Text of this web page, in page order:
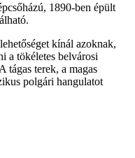
1890-ben épült
kínál azoknak,
a tökéletes belvárosi
tágas terek, a magas
polgári hangulatot